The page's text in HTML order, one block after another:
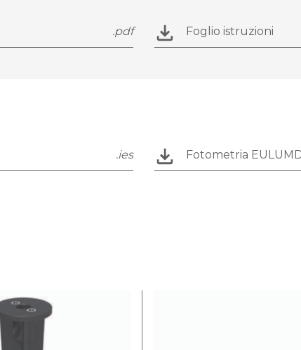
.pdf Foglio istruzioni
.ies Fotometria